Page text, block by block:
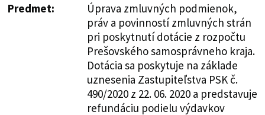
Predmet:
Úprava zmluvných podmienok,
práv a povinností zmluvných strán
pri poskytnutí dotácie z rozpočtu
Prešovského samosprávneho kraja.
Dotácia sa poskytuje na základe
uznesenia Zastupiteľstva PSK č.
490/2020 z 22. 06. 2020 a predstavuje
refundáciu podielu výdavkov